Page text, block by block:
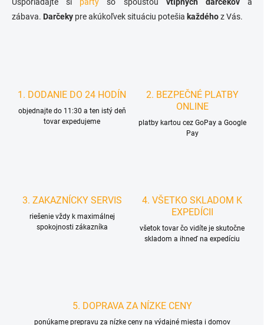
zábava. Darčeky pre akúkoľvek situáciu potešia každéhoz Vás.
1. DODANIE DO 24 HODÍN
objednajte do 11:30 a ten istý deň
tovar expedujeme
2. BEZPEČNÉ PLATBY
ONLINE
platby kartou cez GoPay a Google
Pay
3. ZAKAZNÍCKY SERVIS
riešenie vždy k maximálnej
spokojnosti zákazníka
4. VŠETKO SKLADOM K
EXPEDÍCII
všetok tovar čo vidíte je skutočne
skladom a ihneď na expedíciu
5. DOPRAVA ZA NÍZKE CENY
ponúkame prepravu za nízke ceny na výdajné miesta i domov